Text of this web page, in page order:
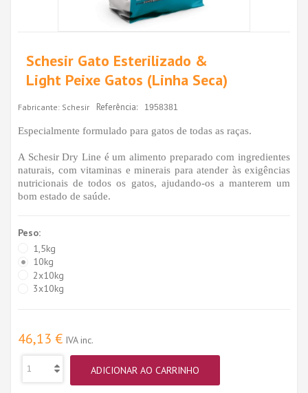
Schesir Gato Esterilizado &
Light Peixe Gatos (Linha Seca)
Fabricante: Schesir Referência: 1958381
Especialmente formulado para gatos de todas as raças.
A Schesir Dry Line é um alimento preparado com ingredientes
naturais, com vitaminas e minerais para atender às exigências
nutricionais de todos os gatos, ajudando-os a manterem um
bom estado de saúde.
Peso:
1,5kg
10kg
2x10kg
3x10kg
46,13 € IVA inc.
ADICIONAR AO CARRINHO